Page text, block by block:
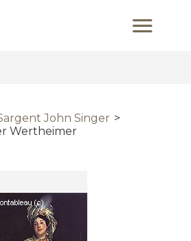
John Singer
Wertheimer